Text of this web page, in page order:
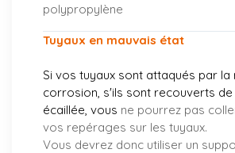
polypropylène
Tuyaux en mauvais état
Si vos tuyaux sont attaqués par la
corrosion, s'ils sont recouverts de
écaillée, vous ne pourrez pas
vos repérages sur les tuyaux.
Vous devrez donc utiliser un